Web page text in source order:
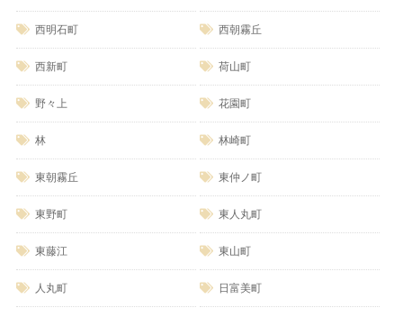
西明石町 西朝霧丘
西新町 荷山町
野々上 花園町
林 林崎町
東朝霧丘 東仲ノ町
東野町 東人丸町
東藤江 東山町
人丸町 日富美町